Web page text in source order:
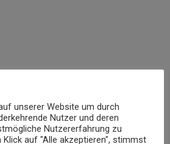
unserer Website um durch
Nutzer und deren
Nutzererfahrung zu
Klick auf "Alle akzeptieren", stimmst